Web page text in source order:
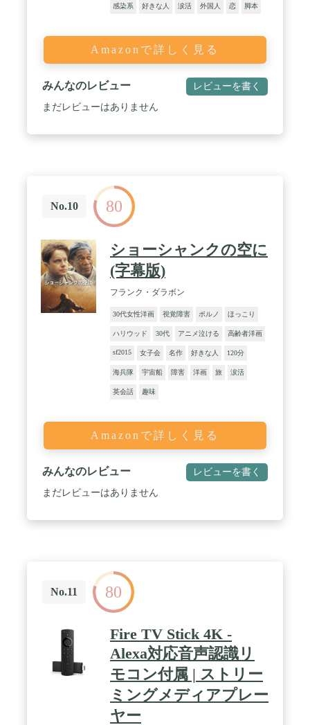
感染系 好きな人 涙活 外国人 恋 脚本
Amazonで詳しく見る
みんなのレビュー レビューを書く
まだレビューはありません
No.10 80
ショーシャンクの空に
(字幕版)
フランク・ダラボン
30代女性洋画 視覚障害 ポルノ ほっこり
ハリウッド 30代 アニメ泣ける 高齢者洋画
sf2015 女子会 名作 好きな人 120分
海兵隊 宇宙船 障害 洋画 旅 涙活
英会話 趣味
Amazonで詳しく見る
みんなのレビュー レビューを書く
まだレビューはありません
No.11 80
Fire TV Stick 4K -
Alexa対応音声認識リ
モコン付属 | ストリー
ミングメディアプレー
ヤー